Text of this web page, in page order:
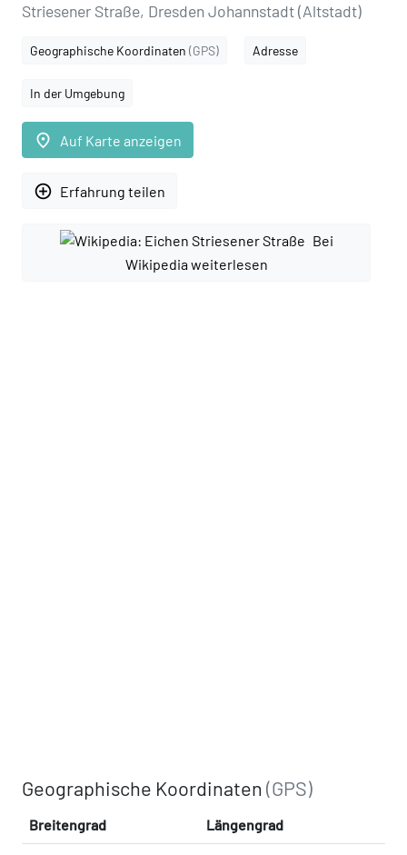
Striesener Straße, Dresden Johannstadt (Altstadt)
Geographische Koordinaten (GPS) Adresse
In der Umgebung
place Auf Karte anzeigen
add_circle_outline Erfahrung teilen
Bei
Wikipedia weiterlesen
Geographische Koordinaten(GPS)
Breitengrad Längengrad